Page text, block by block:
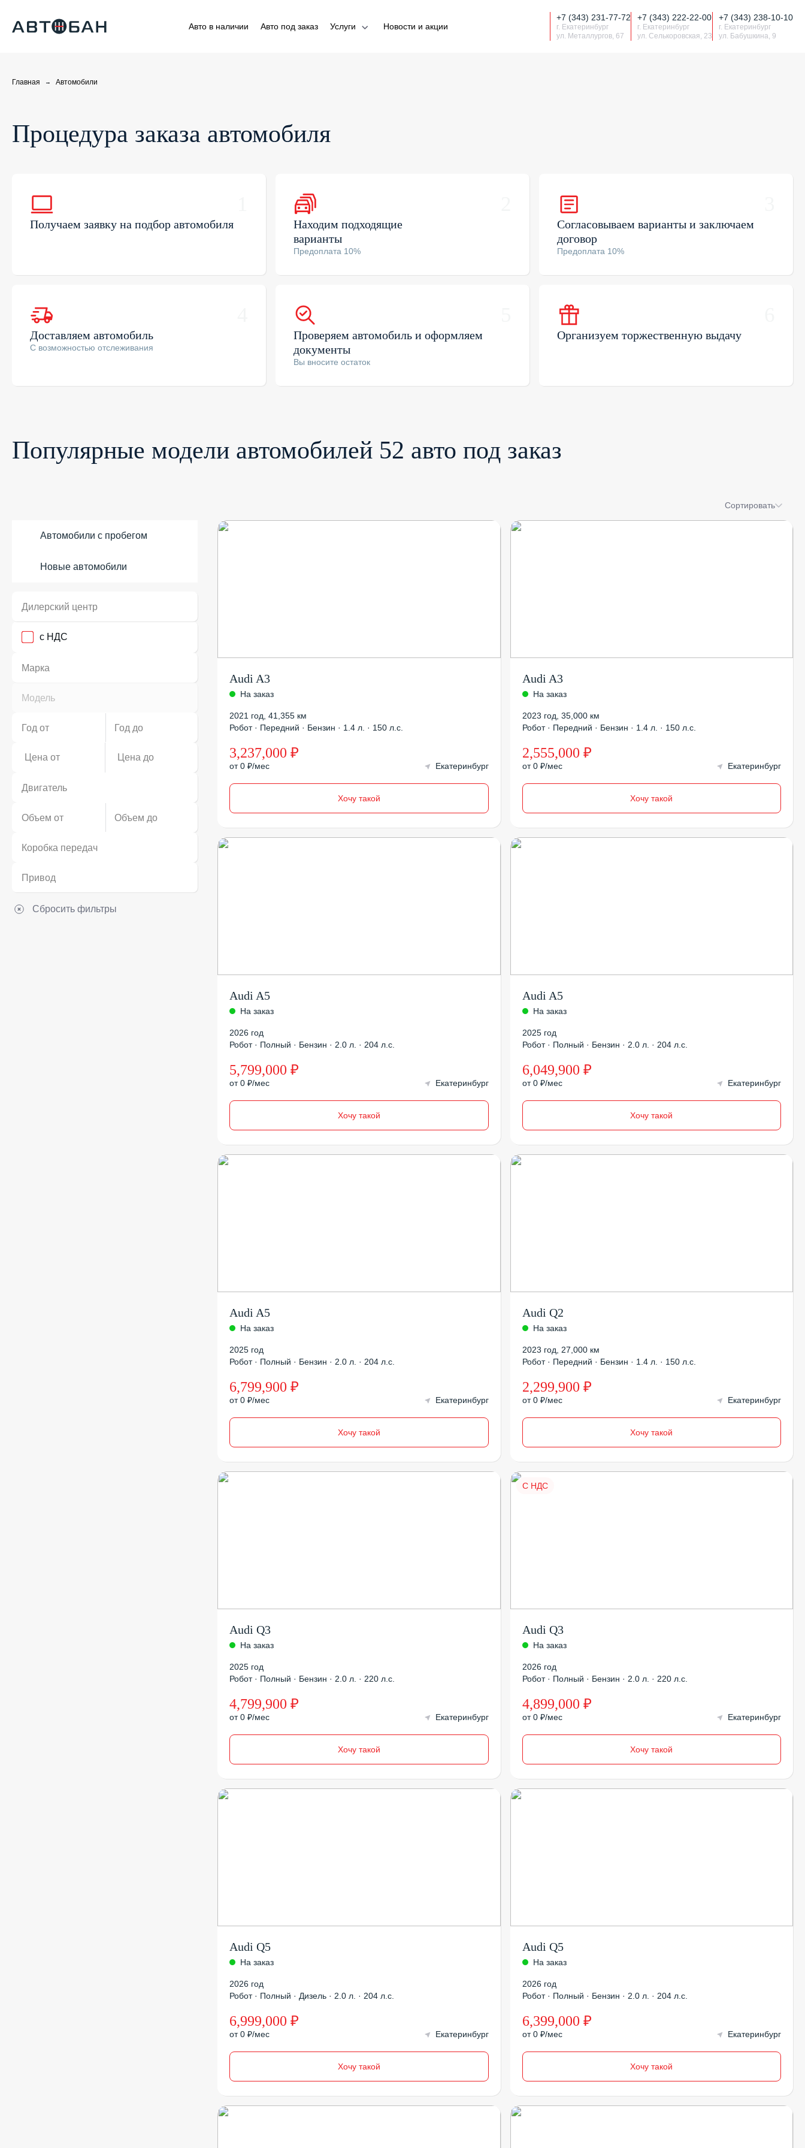
Авто в наличии Авто под заказ Услуги Новости и акции
+7 (343) 231-77-72
г. Екатеринбург
ул. Металлургов, 67
+7 (343) 222-22-00
г. Екатеринбург
ул. Селькоровская, 23
+7 (343) 238-10-10
г. Екатеринбург
ул. Бабушкина, 9
Главная Автомобили
Процедура заказа автомобиля
Получаем заявку на подбор автомобиля
Находим подходящие
варианты
Предоплата 10%
Согласовываем варианты и заключаем
договор
Предоплата 10%
Доставляем автомобиль
С возможностью отслеживания
Проверяем автомобиль и оформляем
документы
Вы вносите остаток
Организуем торжественную выдачу
Популярные модели автомобилей 52 авто под заказ
Сортировать
Автомобили с пробегом
Новые автомобили
Дилерский центр
с НДС
Марка
Модель
Год от Год до
Двигатель
Объем от Объем до
Коробка передач
Привод
Сбросить фильтры
Audi A3
На заказ
2021 год 41,355 км
Робот · Передний · Бензин · 1.4 л. · 150 л.с.
3,237,000 ₽
от 0 ₽/мес Екатеринбург
Хочу такой
Audi A3
На заказ
2023 год 35,000 км
Робот · Передний · Бензин · 1.4 л. · 150 л.с.
2,555,000 ₽
от 0 ₽/мес Екатеринбург
Хочу такой
Audi A5
На заказ
2026 год
Робот · Полный · Бензин · 2.0 л. · 204 л.с.
5,799,000 ₽
от 0 ₽/мес Екатеринбург
Хочу такой
Audi A5
На заказ
2025 год
Робот · Полный · Бензин · 2.0 л. · 204 л.с.
6,049,900 ₽
от 0 ₽/мес Екатеринбург
Хочу такой
Audi A5
На заказ
2025 год
Робот · Полный · Бензин · 2.0 л. · 204 л.с.
6,799,900 ₽
от 0 ₽/мес Екатеринбург
Хочу такой
Audi Q2
На заказ
2023 год
27,000 км
Робот · Передний · Бензин · 1.4 л. · 150 л.с.
2,299,900 ₽
от 0 ₽/мес Екатеринбург
Хочу такой
Audi Q3
На заказ
2025 год
Робот · Полный · Бензин · 2.0 л. · 220 л.с.
4,799,900 ₽
от 0 ₽/мес Екатеринбург
Хочу такой
С НДС
Audi Q3
На заказ
2026 год
Робот · Полный · Бензин · 2.0 л. · 220 л.с.
4,899,000 ₽
от 0 ₽/мес Екатеринбург
Хочу такой
Audi Q5
На заказ
2026 год
Робот · Полный · Дизель · 2.0 л. · 204 л.с.
6,999,000 ₽
от 0 ₽/мес Екатеринбург
Хочу такой
Audi Q5
На заказ
2026 год
Робот · Полный · Бензин · 2.0 л. · 204 л.с.
6,399,000 ₽
от 0 ₽/мес Екатеринбург
Хочу такой